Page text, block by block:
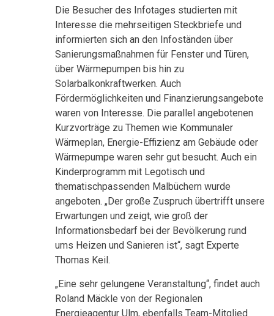
Die Besucher des Infotages studierten mit
Interesse die mehrseitigen Steckbriefe und
informierten sich an den Infoständen über
Sanierungsmaßnahmen für Fenster und Türen,
über Wärmepumpen bis hin zu
Solarbalkonkraftwerken. Auch
Fördermöglichkeiten und Finanzierungsangebote
waren von Interesse. Die parallel angebotenen
Kurzvorträge zu Themen wie Kommunaler
Wärmeplan, Energie-Effizienz am Gebäude oder
Wärmepumpe waren sehr gut besucht. Auch ein
Kinderprogramm mit Legotisch und
thematischpassenden Malbüchern wurde
angeboten. „Der große Zuspruch übertrifft unsere
Erwartungen und zeigt, wie groß der
Informationsbedarf bei der Bevölkerung rund
ums Heizen und Sanieren ist“, sagt Experte
Thomas Keil.
„Eine sehr gelungene Veranstaltung“, findet auch
Roland Mäckle von der Regionalen
Energieagentur Ulm, ebenfalls Team-Mitglied